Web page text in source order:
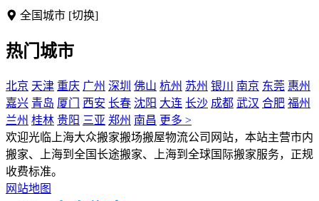
全国城市 [切换]
热门城市
北京 天津 重庆 广州 深圳 佛山 杭州 苏州 银川 南京 东莞 惠州
嘉兴 青岛 厦门 西安 长春 沈阳 大连 长沙 成都 武汉 合肥 福州
兰州 桂林 贵阳 三亚 郑州 南昌 更多 >
欢迎光临上海大众搬家搬场搬屋物流公司网站，本站主营市内
搬家、上海到全国长途搬家、上海到全球国际搬家服务，正规
收费标准。
网站地图